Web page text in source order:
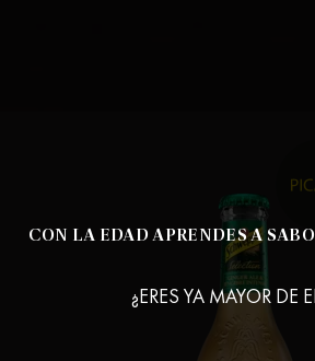
CON LA EDAD APRENDES A
¿ERES YA MAYOR DE